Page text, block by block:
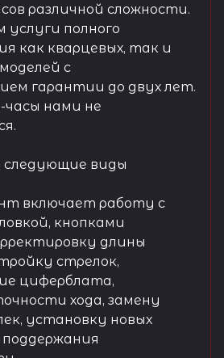
различной сложности.
услуги полного
как кварцевых, так и
с
гарантии до двух лет.
нами не
виды
включает работу с
кнопками
длины
стрелок,
циферблата,
хода, замену
установку новых
поддержания